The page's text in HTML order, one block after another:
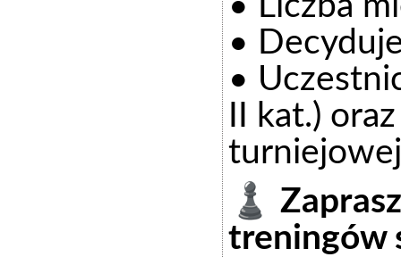
•
•
II kat.)
turniejowej
♟️
treningów